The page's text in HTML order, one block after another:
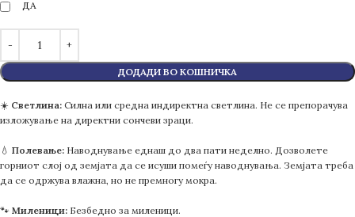
ДА
ДОДАДИ ВО КОШНИЧКА
☀️ Светлина: Силна или средна индиректна светлина. Не се препорачува
изложување на директни сончеви зраци.
💧 Полевање: Наводнување еднаш до два пати неделно. Дозволете
горниот слој од земјата да се исуши помеѓу наводнувања. Земјата треба
да се одржува влажна, но не премногу мокра.
🐾 Миленици: Безбедно за миленици.